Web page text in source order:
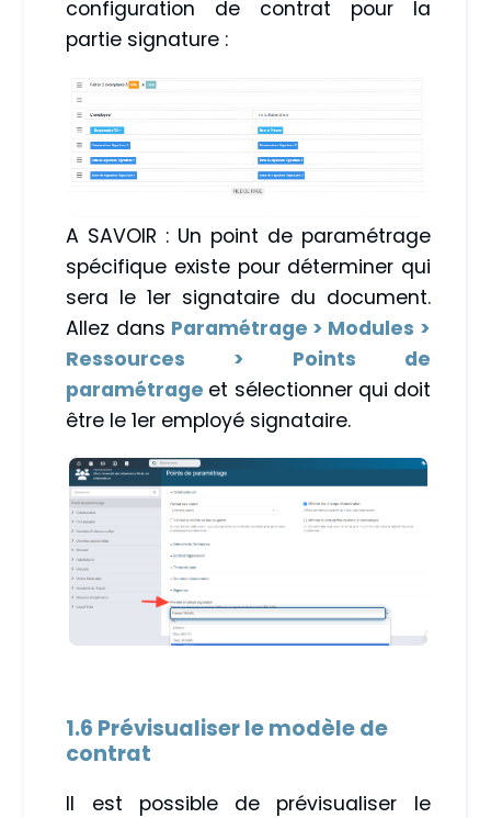
configuration de contrat pour la
partie signature :
A SAVOIR : Un point de paramétrage
spécifique existe pour déterminer qui
sera le 1er signataire du document.
Allez dans Paramétrage > Modules >
Ressources > Points de
paramétrage et sélectionner qui doit
être le 1er employé signataire.
1.6 Prévisualiser le modèle de
contrat
Il est possible de prévisualiser le